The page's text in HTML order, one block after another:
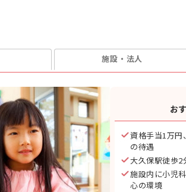
施設・法人
お
資格手当1万円
の待遇
大久保駅徒歩2
施設内に小児
心の環境